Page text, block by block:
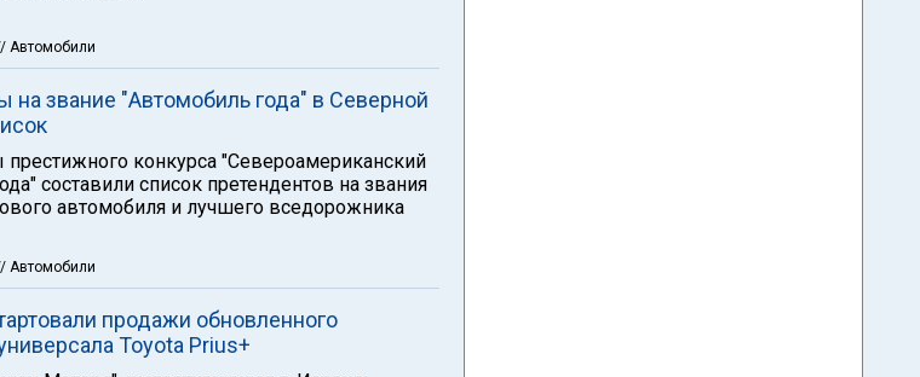
Автомобили
на звание "Автомобиль года" в Северной
престижного конкурса "Североамериканский
составили список претендентов на звания
автомобиля и лучшего вседорожника
Автомобили
продажи обновленного
Toyota Prius+